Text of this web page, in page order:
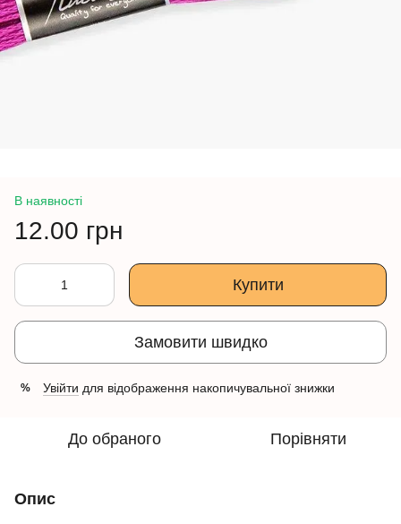
В наявності
12.00 грн
Купити
Замовити швидко
% Увійти для відображення накопичувальної знижки
До обраного Порівняти
Опис